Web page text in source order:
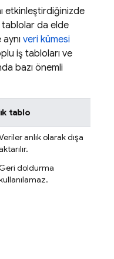
etkinleştirdiğinizde
tablolar da elde
veri kümesi
iş tabloları ve
bazı önemli
tablo
anlık olarak dışa
doldurma